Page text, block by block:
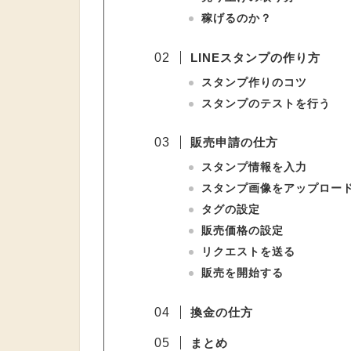
稼げるのか？
LINEスタンプの作り方
スタンプ作りのコツ
スタンプのテストを行う
販売申請の仕方
スタンプ情報を入力
スタンプ画像をアップロー
タグの設定
販売価格の設定
リクエストを送る
販売を開始する
換金の仕方
まとめ